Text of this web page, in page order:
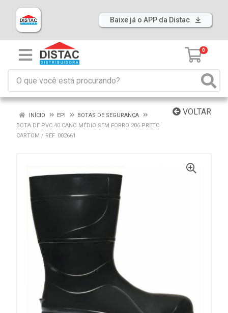
Baixe já o APP da Distac
0
VOLTAR
INÍCIO EPI
BOTAS DE SEGURANÇA
BOTA DE PVC 40 CANO MÉDIO SEM FORRO 206 PRETO
CARTOM / REF. 002661